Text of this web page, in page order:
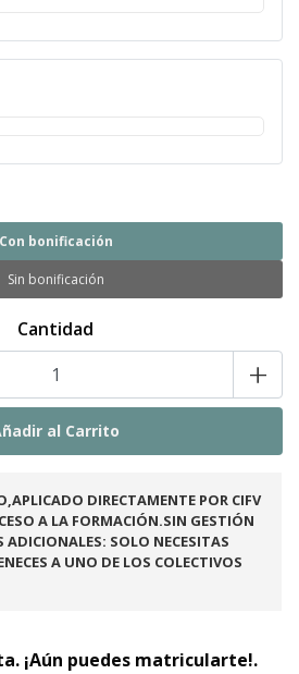
Con bonificación
Sin bonificación
Cantidad
+
DIRECTAMENTE POR CIFV
A LA FORMACIÓN.SIN GESTIÓN
ADICIONALES: SOLO NECESITAS
A UNO DE LOS COLECTIVOS
¡Aún puedes matricularte!.